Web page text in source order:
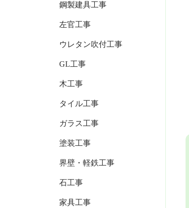
鋼製建具工事
左官工事
ウレタン吹付工事
GL工事
木工事
タイル工事
ガラス工事
塗装工事
界壁・軽鉄工事
石工事
家具工事